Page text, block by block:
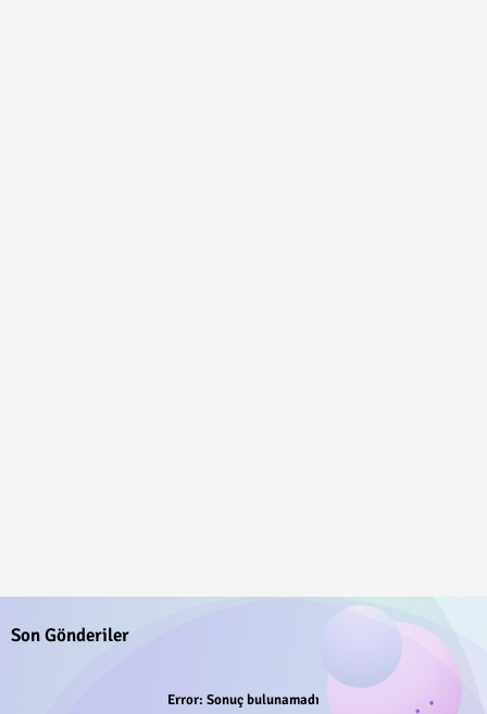
Son Gönderiler
Error: Sonuç bulunamadı